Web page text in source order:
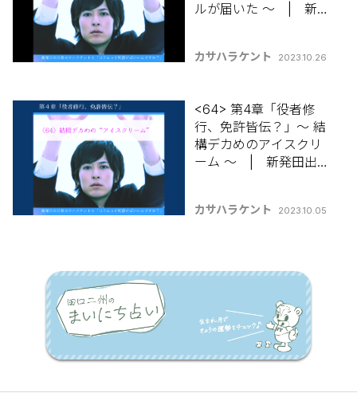
ルが届いた ～ | 新発
ばいいんですか？】
カサハラケント 2023.10.26
<64> 第4章「役者修
行、免許皆伝？」～ 結
構デカめのアイスクリ
ーム ～ | 新発田出身
んですか？】
カサハラケント 2023.10.05